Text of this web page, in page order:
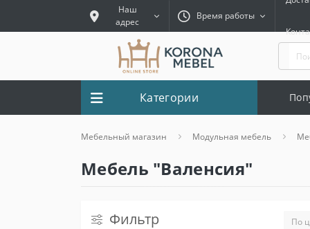
Наш
адрес
Время работы
Категории
Мебельный магазин Модульная мебель
Мебель "Валенсия"
Фильтр